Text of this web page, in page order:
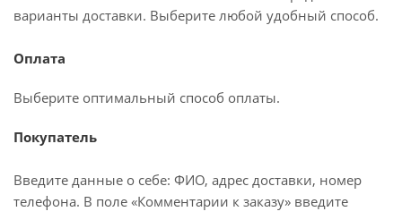
варианты доставки. Выберите любой удобный способ.
Оплата
Выберите оптимальный способ оплаты.
Покупатель
Введите данные о себе: ФИО, адрес доставки, номер
телефона. В поле «Комментарии к заказу» введите